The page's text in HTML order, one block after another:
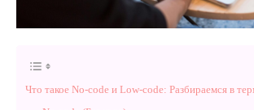
Что такое No-code и Low-code: Разбираемся в